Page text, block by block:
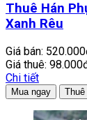
Thuê Hán
Xanh Rêu
Giá bán:
Giá thuê:
Chi tiết
Mua ngay